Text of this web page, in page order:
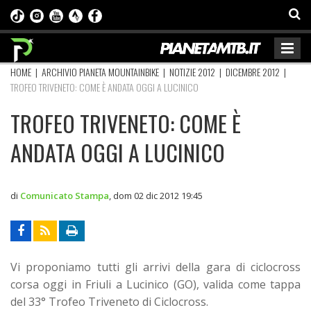
HOME | ARCHIVIO PIANETA MOUNTAINBIKE | NOTIZIE 2012 | DICEMBRE 2012 |
TROFEO TRIVENETO: COME È ANDATA OGGI A LUCINICO
TROFEO TRIVENETO: COME È
ANDATA OGGI A LUCINICO
di Comunicato Stampa dom 02 dic 2012 19:45
Vi proponiamo tutti gli arrivi della gara di ciclocross
corsa oggi in Friuli a Lucinico (GO), valida come tappa
del 33° Trofeo Triveneto di Ciclocross.